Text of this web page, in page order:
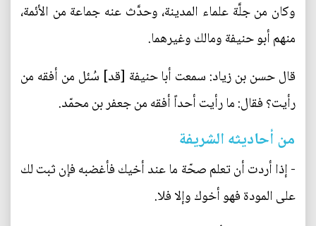
وكان من جلَّة علماء المدينة، وحدَّث عنه جماعة من الأئمة،
منهم أبو حنيفة ومالك وغيرهما.
قال حسن بن زياد: سمعت أبا حنيفة [قد] سُئل من أفقه من
رأيت؟ فقال: ما رأيت أحداً أفقه من جعفر بن محمّد.
من أحاديثه الشريفة
- إذا أردت أن تعلم صحّة ما عند أخيك فأغضبه فإن ثبت لك
على المودة فهو أخوك وإلا فلا.